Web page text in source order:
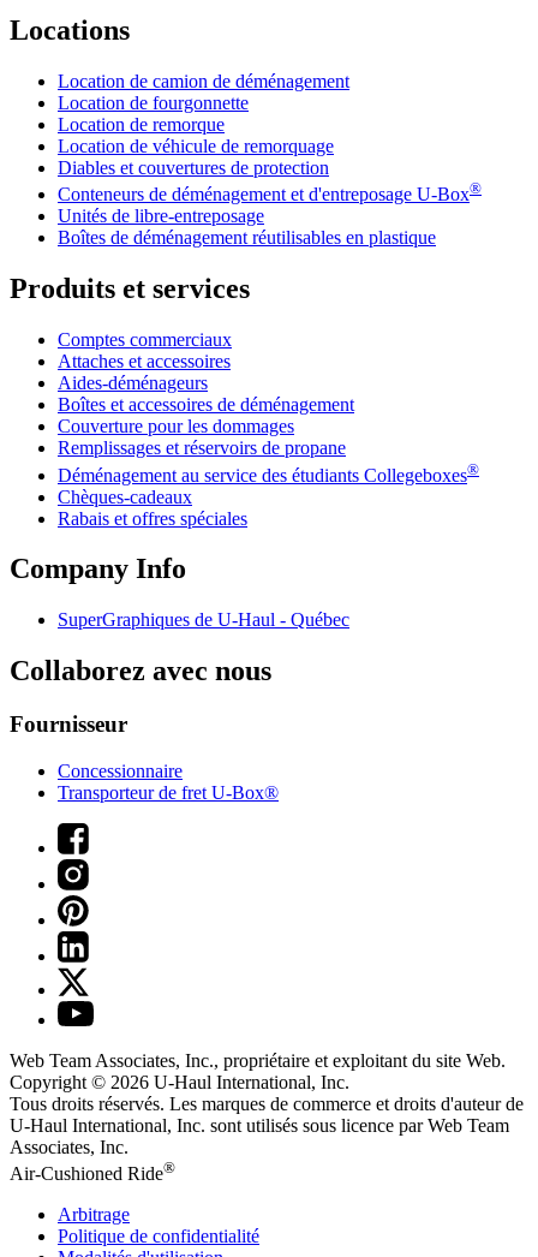
Locations
Location de camion de déménagement
Location de fourgonnette
Location de remorque
Location de véhicule de remorquage
Diables et couvertures de protection
Conteneurs de déménagement et d'entreposage U-Box®
Unités de libre-entreposage
Boîtes de déménagement réutilisables en plastique
Produits et services
Comptes commerciaux
Attaches et accessoires
Aides-déménageurs
Boîtes et accessoires de déménagement
Couverture pour les dommages
Remplissages et réservoirs de propane
Déménagement au service des étudiants Collegeboxes®
Chèques-cadeaux
Rabais et offres spéciales
Company Info
SuperGraphiques de U-Haul - Québec
Collaborez avec nous
Fournisseur
Concessionnaire
Transporteur de fret U-Box®
Web Team Associates, Inc., propriétaire et exploitant du site Web.
Copyright © 2026 U-Haul International, Inc.
Tous droits réservés. Les marques de commerce et droits d'auteur de
U-Haul International, Inc. sont utilisés sous licence par Web Team
Associates, Inc.
Air-Cushioned Ride®
Arbitrage
Politique de confidentialité